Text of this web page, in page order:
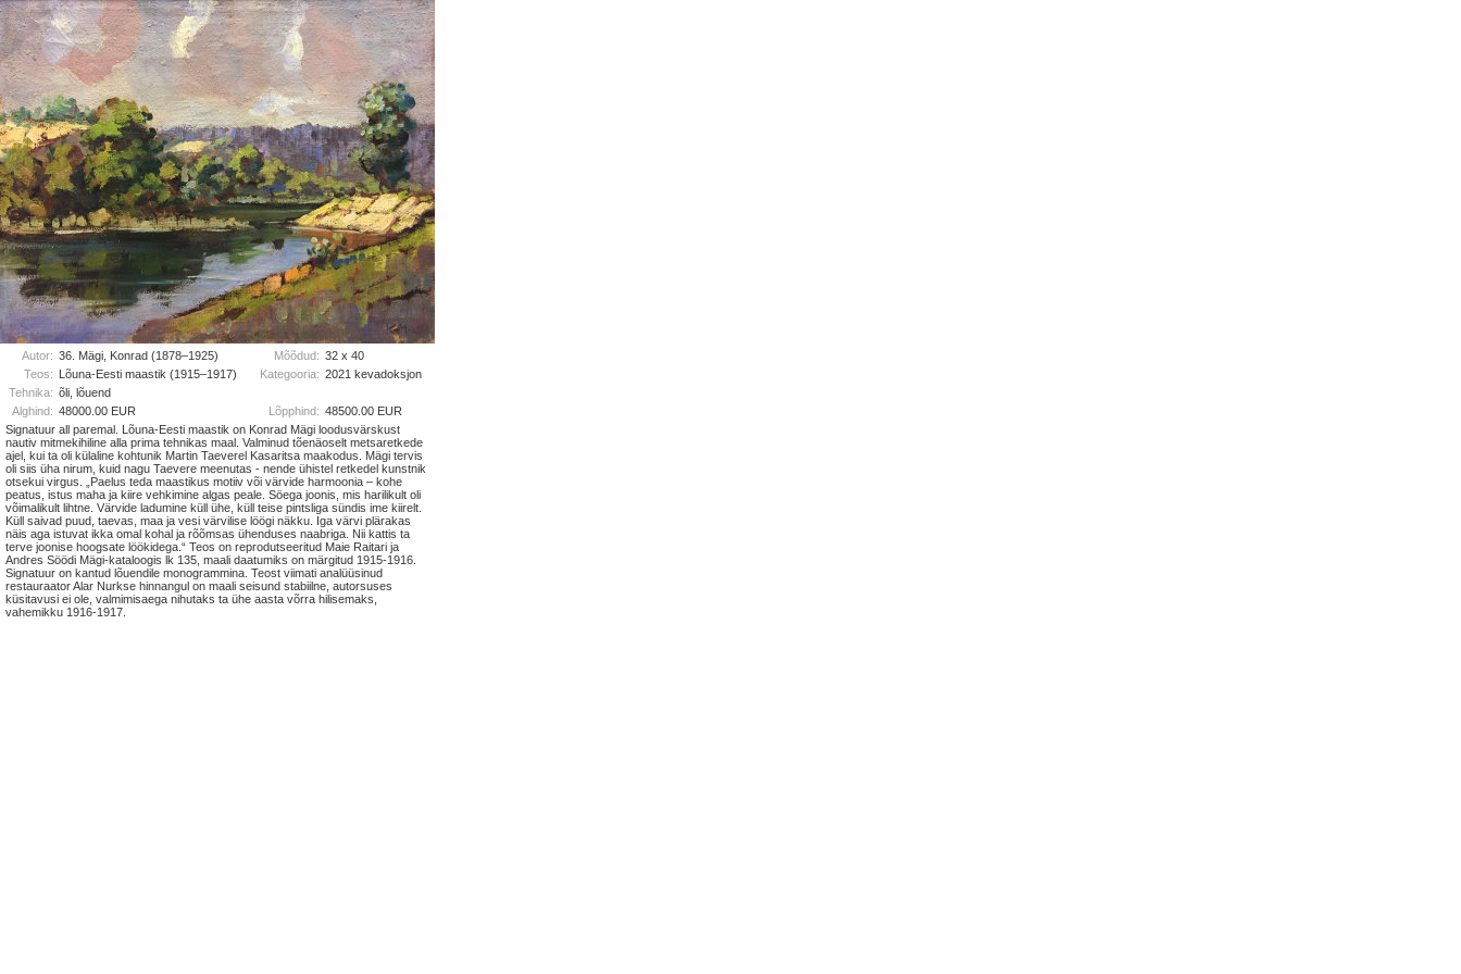
Autor: 36. Mägi, Konrad (1878–1925) Mõõdud: 32 x 40
Teos: Lõuna-Eesti maastik (1915–1917) Kategooria: 2021 kevadoksjon
Tehnika: õli, lõuend
Alghind: 48000.00 EUR Lõpphind: 48500.00 EUR
Signatuur all paremal. Lõuna-Eesti maastik on Konrad Mägi loodusvärskust
nautiv mitmekihiline alla prima tehnikas maal. Valminud tõenäoselt metsaretkede
ajel, kui ta oli külaline kohtunik Martin Taeverel Kasaritsa maakodus. Mägi tervis
oli siis üha nirum, kuid nagu Taevere meenutas - nende ühistel retkedel kunstnik
otsekui virgus. „Paelus teda maastikus motiiv või värvide harmoonia – kohe
peatus, istus maha ja kiire vehkimine algas peale. Söega joonis, mis harilikult oli
võimalikult lihtne. Värvide ladumine küll ühe, küll teise pintsliga sündis ime kiirelt.
Küll saivad puud, taevas, maa ja vesi värvilise löögi näkku. Iga värvi plärakas
näis aga istuvat ikka omal kohal ja rõõmsas ühenduses naabriga. Nii kattis ta
terve joonise hoogsate löökidega.“ Teos on reprodutseeritud Maie Raitari ja
Andres Söödi Mägi-kataloogis lk 135, maali daatumiks on märgitud 1915-1916.
Signatuur on kantud lõuendile monogrammina. Teost viimati analüüsinud
restauraator Alar Nurkse hinnangul on maali seisund stabiilne, autorsuses
küsitavusi ei ole, valmimisaega nihutaks ta ühe aasta võrra hilisemaks,
vahemikku 1916-1917.